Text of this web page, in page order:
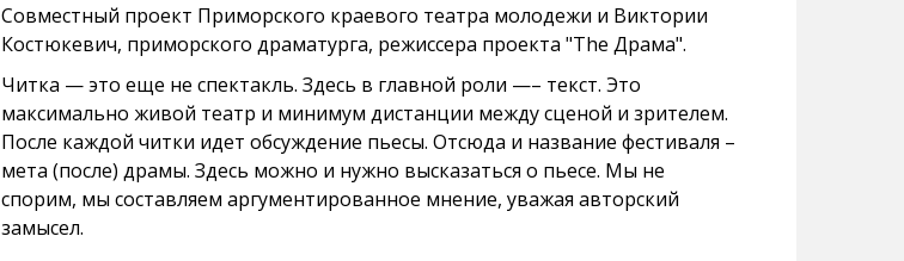
Совместный проект Приморского краевого театра молодежи и Виктории
Костюкевич, приморского драматурга, режиссера проекта "The Драма".
Читка — это еще не спектакль. Здесь в главной роли —– текст. Это
максимально живой театр и минимум дистанции между сценой и зрителем.
После каждой читки идет обсуждение пьесы. Отсюда и название фестиваля –
мета (после) драмы. Здесь можно и нужно высказаться о пьесе. Мы не
спорим, мы составляем аргументированное мнение, уважая авторский
замысел.